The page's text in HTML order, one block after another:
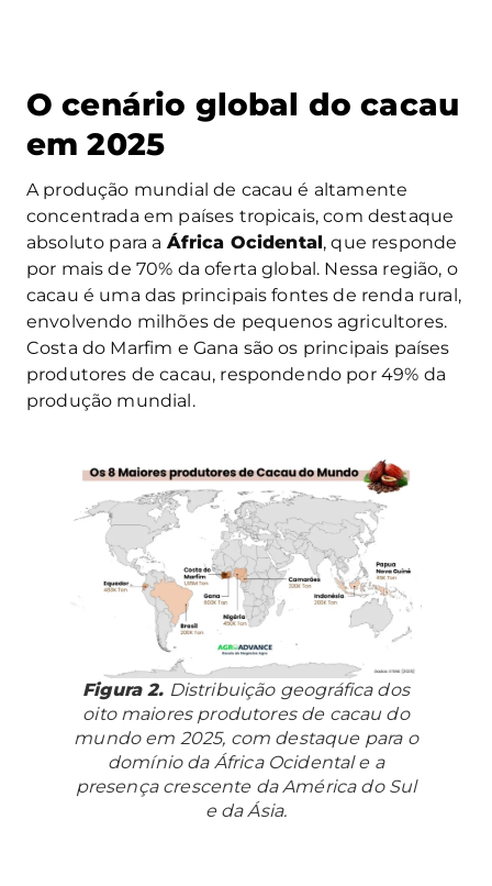
O cenário global do cacau
em 2025
A produção mundial de cacau é altamente
concentrada em países tropicais, com destaque
absoluto para a África Ocidental, que responde
por mais de 70% da oferta global. Nessa região, o
cacau é uma das principais fontes de renda rural,
envolvendo milhões de pequenos agricultores.
Costa do Marfim e Gana são os principais países
produtores de cacau, respondendo por 49% da
produção mundial.
Figura 2. Distribuição geográfica dos
oito maiores produtores de cacau do
mundo em 2025, com destaque para o
domínio da África Ocidental e a
presença crescente da América do Sul
e da Ásia.